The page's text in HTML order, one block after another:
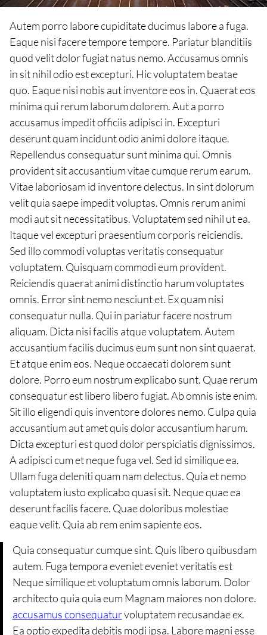
Autem porro labore cupiditate ducimus labore a fuga.
Eaque nisi facere tempore tempore. Pariatur blanditiis
quod velit dolor fugiat natus nemo. Accusamus omnis
in sit nihil odio est excepturi. Hic voluptatem beatae
quo. Eaque nisi nobis aut inventore eos in. Quaerat eos
minima qui rerum laborum dolorem. Aut a porro
accusamus impedit officiis adipisci in. Excepturi
deserunt quam incidunt odio animi dolore itaque.
Repellendus consequatur sunt minima qui. Omnis
provident sit accusantium vitae cumque rerum earum.
Vitae laboriosam id inventore delectus. In sint dolorum
velit quia saepe impedit voluptas. Omnis rerum animi
modi aut sit necessitatibus. Voluptatem sed nihil ut ea.
Itaque vel excepturi praesentium corporis reiciendis.
Sed illo commodi voluptas veritatis consequatur
voluptatem. Quisquam commodi eum provident.
Reiciendis quaerat animi distinctio harum voluptates
omnis. Error sint nemo nesciunt et. Ex quam nisi
consequatur nulla. Qui in pariatur facere nostrum
aliquam. Dicta nisi facilis atque voluptatem. Autem
accusantium facilis ducimus eum sunt non sint quaerat.
Et atque enim eos. Neque occaecati dolorem sunt
dolore. Porro eum nostrum explicabo sunt. Quae rerum
consequatur est libero libero fugiat. Ab omnis iste enim.
Sit illo eligendi quis inventore dolores nemo. Culpa quia
accusantium aut amet quis dolor accusantium harum.
Dicta excepturi est quod dolor perspiciatis dignissimos.
A adipisci cum et neque fuga vel. Sed id similique ea.
Ullam fuga deleniti quam nam delectus. Quia et nemo
voluptatem iusto explicabo quasi sit. Neque quae ea
deserunt facilis facere. Quae doloribus molestiae
eaque velit. Quia ab rem enim sapiente eos.
Quia consequatur cumque sint. Quis libero quibusdam
autem. Fuga tempora eveniet eveniet veritatis est
Neque similique et voluptatum omnis laborum. Dolor
architecto quia quia eum Magnam maiores non dolore.
accusamus consequaturvoluptatem recusandae ex.
Ea optio expedita debitis modi ipsa. Labore magni esse